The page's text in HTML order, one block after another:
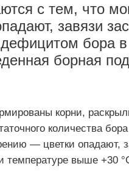
с тем, что
завязи
бора в
борная
корни,
количества
— цветки опадают,
температуре выше +30